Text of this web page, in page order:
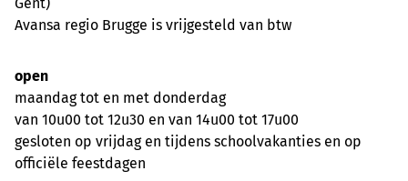
Avansa regio Brugge is vrijgesteld van btw
open
maandag tot en met donderdag
van 10u00 tot 12u30 en van 14u00 tot 17u00
gesloten op vrijdag en tijdens schoolvakanties en op
officiële feestdagen